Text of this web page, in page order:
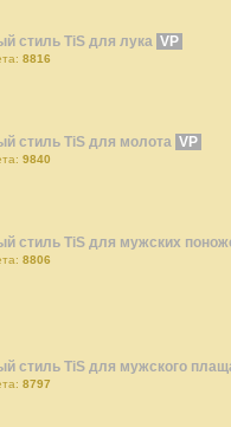
стиль TiS для лука VP
8816
стиль TiS для молота VP
9840
стиль TiS для мужских
8806
стиль TiS для мужского
8797